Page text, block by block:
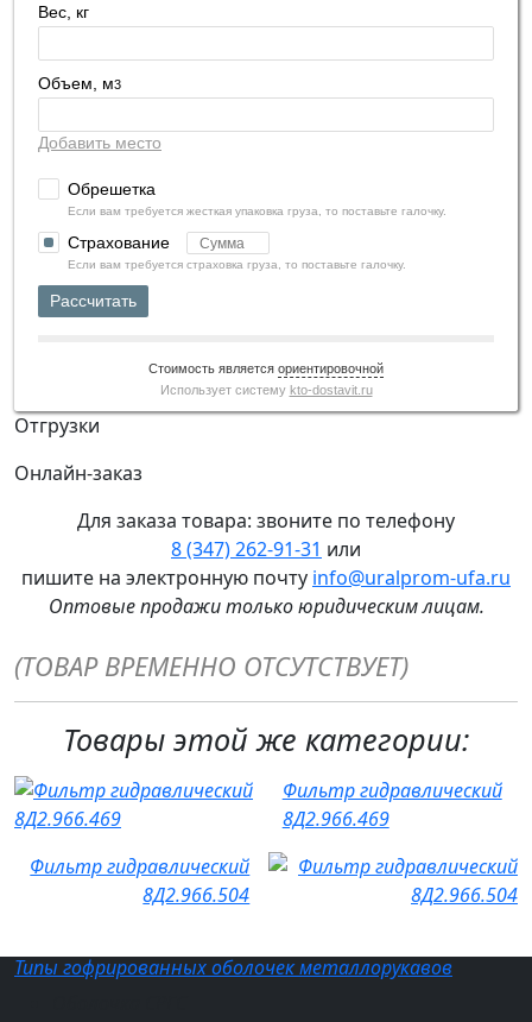
Вес, кг
Объем, м3
Добавить место
Обрешетка
Если вам требуется жесткая упаковка груза, то поставьте галочку.
Страхование
Если вам требуется страховка груза, то поставьте галочку.
Рассчитать
Стоимость является ориентировочной
Использует систему kto-dostavit.ru
Отгрузки
Онлайн-заказ
Для заказа товара: звоните по телефону
8 (347) 262‑91‑31 или
пишите на электронную почту info@uralprom-ufa.ru
Оптовые продажи только юридическим лицам.
(ТОВАР ВРЕМЕННО ОТСУТСТВУЕТ)
Товары этой же категории:
Фильтр гидравлический
8Д2.966.469
Фильтр гидравлический
8Д2.966.504
Типы гофрированных оболочек металлорукавов